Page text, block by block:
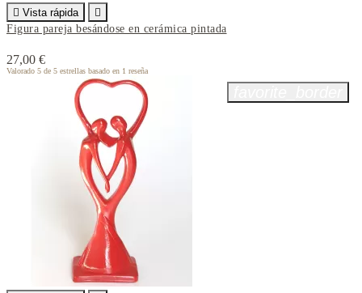
 Vista rápida

Figura pareja besándose en cerámica pintada
27,00 €
Valorado 5 de 5 estrellas basado en 1 reseña